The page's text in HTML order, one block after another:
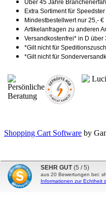
Über 45 Jahre
Extra Sortiment für
Mindestbestellwert nur 25,- €
Artikelanfragen zu anderen
Versandkostenfrei* in D über
*Gilt nicht für
*Gilt nicht für
Shopping Cart Software by
SEHR GUT (5 / 5)
aus 20 Bewertungen bei:
Informationen zur Echtheit